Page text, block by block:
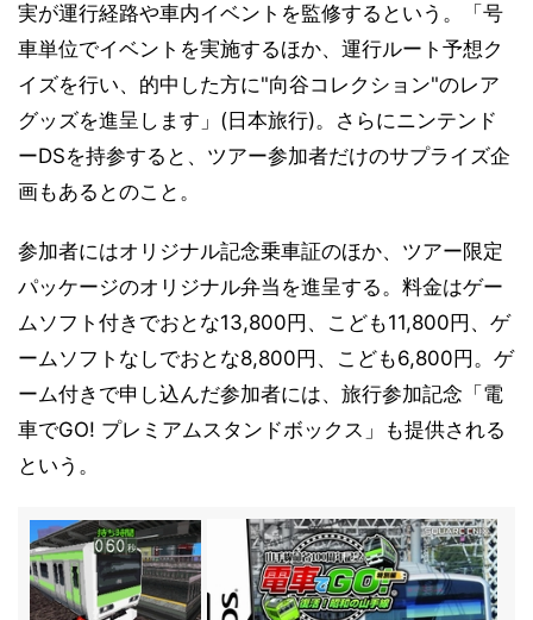
実が運行経路や車内イベントを監修するという。「号
車単位でイベントを実施するほか、運行ルート予想ク
イズを行い、的中した方に"向谷コレクション"のレア
グッズを進呈します」(日本旅行)。さらにニンテンド
ーDSを持参すると、ツアー参加者だけのサプライズ企
画もあるとのこと。
参加者にはオリジナル記念乗車証のほか、ツアー限定
パッケージのオリジナル弁当を進呈する。料金はゲー
ムソフト付きでおとな13,800円、こども11,800円、ゲ
ームソフトなしでおとな8,800円、こども6,800円。ゲ
ーム付きで申し込んだ参加者には、旅行参加記念「電
車でGO! プレミアムスタンドボックス」も提供される
という。